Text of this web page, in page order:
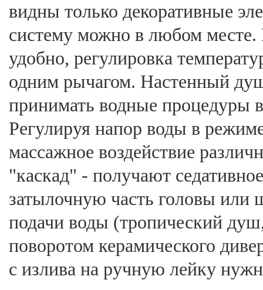
видны только декоративные
систему можно в любом месте.
удобно, регулировка
одним рычагом. Настенный
принимать водные процедуры
Регулируя напор воды в
массажное воздействие
"каскад" - получают
затылочную часть головы
подачи воды (тропический
поворотом керамического
с излива на ручную лейку